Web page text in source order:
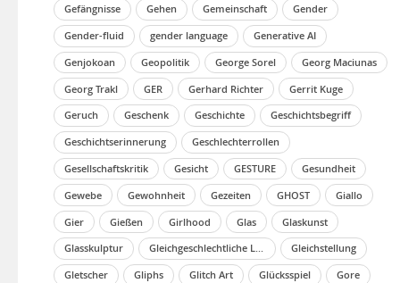
Gefängnisse
Gehen Gemeinschaft
Gender
Gender-fluid
gender language
Generative AI
Genjokoan
Geopolitik George Sorel
Georg Maciunas
Georg Trakl
GER Gerhard Richter
Gerrit Kuge
Geruch
Geschenk Geschichte
Geschichtsbegriff
Geschichtserinnerung
Geschlechterrollen
Gesellschaftskritik
Gesicht GESTURE
Gesundheit
Gewebe
Gewohnheit Gezeiten GHOST
Giallo
Gier
Gießen Girlhood Glas
Glaskunst
Glasskulptur
Gleichgeschlechtliche Liebe
Gleichstellung
Gletscher
Gliphs Glitch Art Glücksspiel
Gore